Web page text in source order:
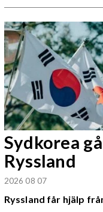
Sydkorea
Ryssland
2026 08 07
Ryssland får hjälp